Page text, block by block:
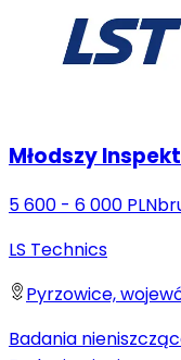
Młodszy
5 600 - 6 000 PLN
LS Technics
Pyrzowice,
Badania